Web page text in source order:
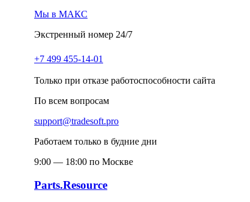
Мы в МАКС
Экстренный номер 24/7
+7 499 455-14-01
Только при отказе работоспособности сайта
По всем вопросам
support@tradesoft.pro
Работаем только в будние дни
9:00 — 18:00 по Москве
Parts.Resource